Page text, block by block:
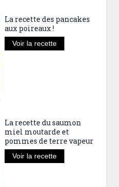
La recette des pancakes
aux poireaux !
Voir la recette
La recette du saumon
miel moutarde et
pommes de terre vapeur
Voir la recette